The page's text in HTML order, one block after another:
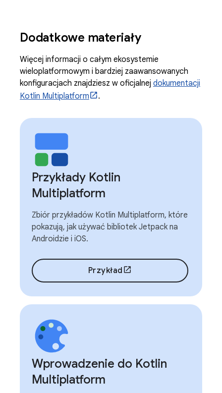
Dodatkowe materiały
Więcej informacji o całym ekosystemie
wieloplatformowym i bardziej zaawansowanych
konfiguracjach znajdziesz w oficjalnej dokumentacji
Kotlin Multiplatform
.
Przykłady Kotlin
Multiplatform
Zbiór przykładów Kotlin Multiplatform, które
pokazują, jak używać bibliotek Jetpack na
Androidzie i iOS.
Przykład
Wprowadzenie do Kotlin
Multiplatform